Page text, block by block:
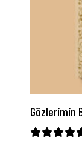
Gözlerimin